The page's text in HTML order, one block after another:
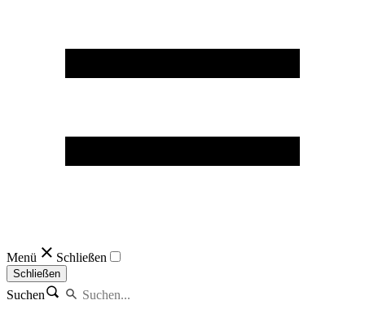
Menü Schließen
Schließen
Suchen